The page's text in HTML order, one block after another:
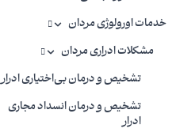
خدمات اورولوژی مردان
مشکلات ادراری مردان
تشخیص و درمان بی‌اختیاری ادرار
تشخیص و درمان انسداد مجاری
ادرار
دلایل آتروفی واژن